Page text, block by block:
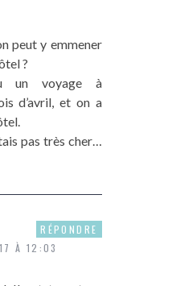
peut y emmener
?
un voyage à
d’avril, et on a
pas très cher…
À 12:03
RÉPONDRE